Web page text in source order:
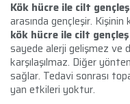
Kök hücre ile cilt
arasında gençleşir.
kök hücre ile cilt
sayede alerji gelişmez ve
karşılaşılmaz. Diğer
sağlar. Tedavi sonrası
yan etkileri yoktur.